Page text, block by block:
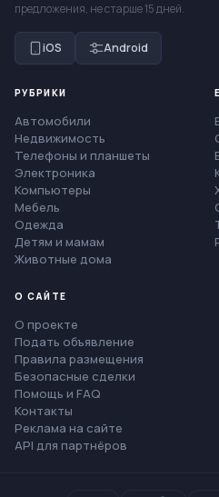
предложения, не старше 15 дней.
iOS Android
РУБРИКИ
Автомобили
Недвижимость
Телефоны и планшеты
Электроника
Компьютеры
Мебель
Одежда
Детям и мамам
Животные дома
О САЙТЕ
О проекте
Подать объявление
Правила размещения
Безопасные сделки
Помощь и FAQ
Контакты
Реклама на сайте
API для партнёров